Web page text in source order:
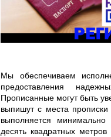
Мы обеспечиваем
предоставления
Прописанные могут быть
выпишут с места
выполняется
десять квадратных